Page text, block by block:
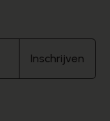
Inschrijven